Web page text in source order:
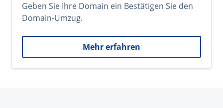
Geben Sie Ihre Domain ein Bestätigen Sie den
Domain-Umzug.
Mehr erfahren